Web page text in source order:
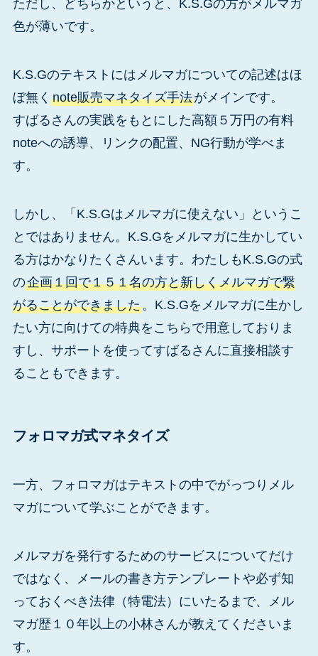
ただし、どちらかというと、K.S.Gの方がメルマガ
色が薄いです。
K.S.Gのテキストにはメルマガについての記述はほ
ぼ無く note販売マネタイズ手法がメインです。
すばるさんの実践をもとにした高額５万円の有料
noteへの誘導、リンクの配置、NG行動が学べま
す。
しかし、「K.S.Gはメルマガに使えない」というこ
とではありません。K.S.Gをメルマガに生かしてい
る方はかなりたくさんいます。わたしもK.S.Gの式
の企画１回で１５１名の方と新しくメルマガで繋
がることができました。K.S.Gをメルマガに生かし
たい方に向けての特典をこちらで用意しておりま
すし、サポートを使ってすばるさんに直接相談す
ることもできます。
フォロマガ式マネタイズ
一方、フォロマガはテキストの中でがっつりメル
マガについて学ぶことができます。
メルマガを発行するためのサービスについてだけ
ではなく、メールの書き方テンプレートや必ず知
っておくべき法律（特電法）にいたるまで、メル
マガ歴１０年以上の小林さんが教えてくださいま
す。